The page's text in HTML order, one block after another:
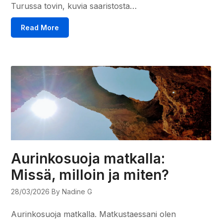
Turussa tovin, kuvia saaristosta…
Read More
Aurinkosuoja matkalla:
Missä, milloin ja miten?
28/03/2026 By Nadine G
Aurinkosuoja matkalla. Matkustaessani olen